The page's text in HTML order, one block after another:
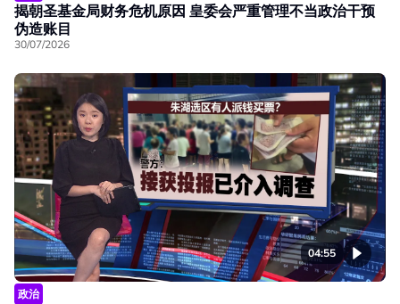
揭朝圣基金局财务危机原因 皇委会严重管理不当政治干预
伪造账目
30/07/2026
04:55
政治